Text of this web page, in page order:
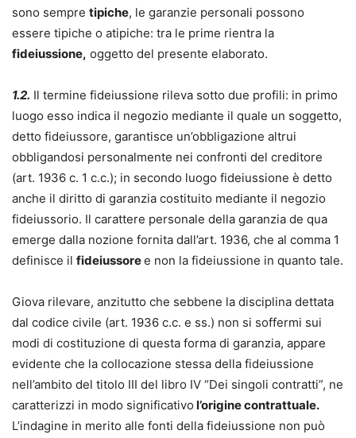
sono sempre tipiche, le garanzie personali possono
essere tipiche o atipiche: tra le prime rientra la
fideiussione, oggetto del presente elaborato.
1.2. Il termine fideiussione rileva sotto due profili: in primo
luogo esso indica il negozio mediante il quale un soggetto,
detto fideiussore, garantisce un’obbligazione altrui
obbligandosi personalmente nei confronti del creditore
(art. 1936 c. 1 c.c.); in secondo luogo fideiussione è detto
anche il diritto di garanzia costituito mediante il negozio
fideiussorio. Il carattere personale della garanzia de qua
emerge dalla nozione fornita dall’art. 1936, che al comma 1
definisce il fideiussoree non la fideiussione in quanto tale.
Giova rilevare, anzitutto che sebbene la disciplina dettata
dal codice civile (art. 1936 c.c. e ss.) non si soffermi sui
modi di costituzione di questa forma di garanzia, appare
evidente che la collocazione stessa della fideiussione
nell’ambito del titolo III del libro IV “Dei singoli contratti”, ne
caratterizzi in modo significativo l’origine contrattuale.
L’indagine in merito alle fonti della fideiussione non può